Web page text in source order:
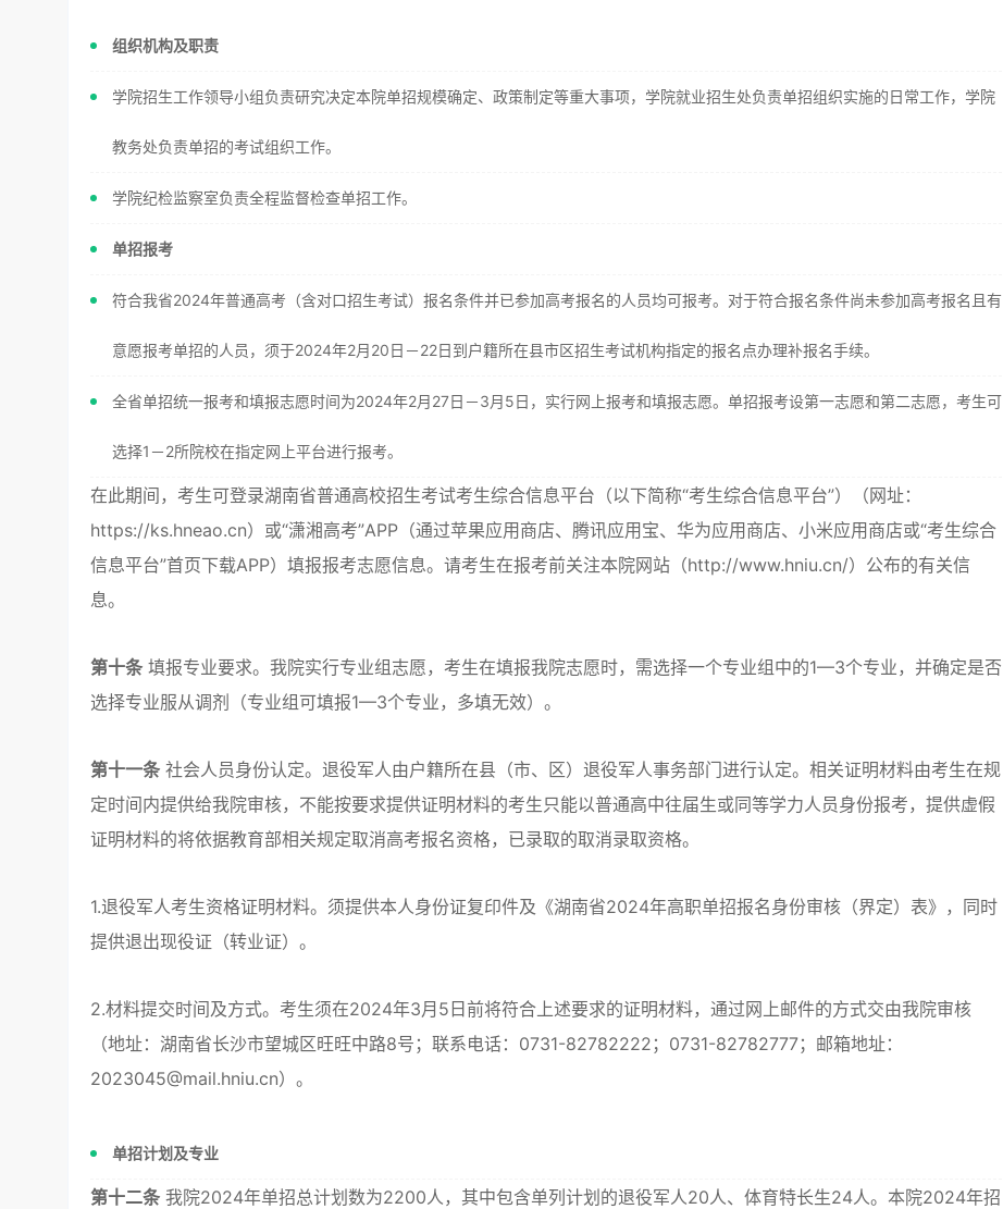
组织机构及职责
学院招生工作领导小组负责研究决定本院单招规模确定、政策制定等重大事项，学院就业招生处负责单招组织实施的日常工作，学院
教务处负责单招的考试组织工作。
学院纪检监察室负责全程监督检查单招工作。
单招报考
符合我省2024年普通高考（含对口招生考试）报名条件并已参加高考报名的人员均可报考。对于符合报名条件尚未参加高考报名且有
意愿报考单招的人员，须于2024年2月20日－22日到户籍所在县市区招生考试机构指定的报名点办理补报名手续。
全省单招统一报考和填报志愿时间为2024年2月27日－3月5日，实行网上报考和填报志愿。单招报考设第一志愿和第二志愿，考生可
选择1－2所院校在指定网上平台进行报考。
在此期间，考生可登录湖南省普通高校招生考试考生综合信息平台（以下简称“考生综合信息平台”）（网址：
https://ks.hneao.cn）或“潇湘高考”APP（通过苹果应用商店、腾讯应用宝、华为应用商店、小米应用商店或“考生综合
信息平台”首页下载APP）填报报考志愿信息。请考生在报考前关注本院网站（http://www.hniu.cn/）公布的有关信
息。
第十条 填报专业要求。我院实行专业组志愿，考生在填报我院志愿时，需选择一个专业组中的1—3个专业，并确定是否
选择专业服从调剂（专业组可填报1—3个专业，多填无效）。
第十一条 社会人员身份认定。退役军人由户籍所在县（市、区）退役军人事务部门进行认定。相关证明材料由考生在规
定时间内提供给我院审核，不能按要求提供证明材料的考生只能以普通高中往届生或同等学力人员身份报考，提供虚假
证明材料的将依据教育部相关规定取消高考报名资格，已录取的取消录取资格。
1.退役军人考生资格证明材料。须提供本人身份证复印件及《湖南省2024年高职单招报名身份审核（界定）表》，同时
提供退出现役证（转业证）。
2.材料提交时间及方式。考生须在2024年3月5日前将符合上述要求的证明材料，通过网上邮件的方式交由我院审核
（地址：湖南省长沙市望城区旺旺中路8号；联系电话：0731-82782222；0731-82782777；邮箱地址：
2023045@mail.hniu.cn）。
单招计划及专业
第十二条 我院2024年单招总计划数为2200人，其中包含单列计划的退役军人20人、体育特长生24人。本院2024年招